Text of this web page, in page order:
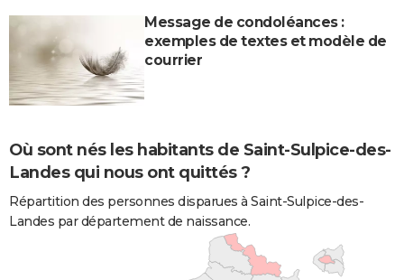
Message de condoléances :
exemples de textes et modèle de
courrier
Où sont nés les habitants de Saint-Sulpice-des-
Landes qui nous ont quittés ?
Répartition des personnes disparues à Saint-Sulpice-des-
Landes par département de naissance.